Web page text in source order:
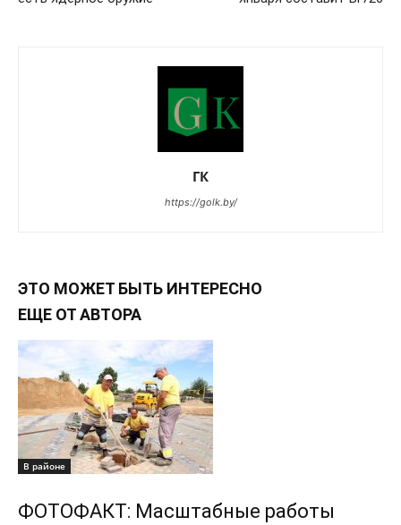
ГК
https://golk.by/
ЭТО МОЖЕТ БЫТЬ ИНТЕРЕСНО
ЕЩЕ ОТ АВТОРА
В районе
ФОТОФАКТ: Масштабные работы